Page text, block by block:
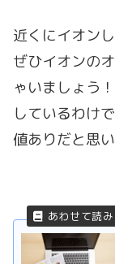
近くにイオン
ぜひイオンの
ゃいましょう
しているわけ
値ありだと思い